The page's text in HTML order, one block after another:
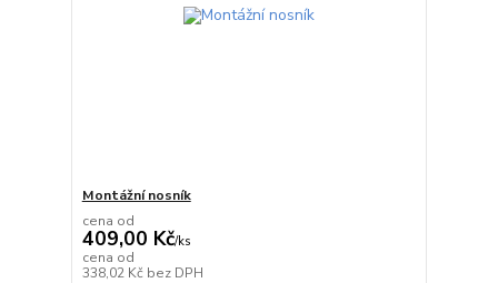
Montážní nosník
cena od
409,00 Kč/ks
cena od
338,02 Kč bez DPH